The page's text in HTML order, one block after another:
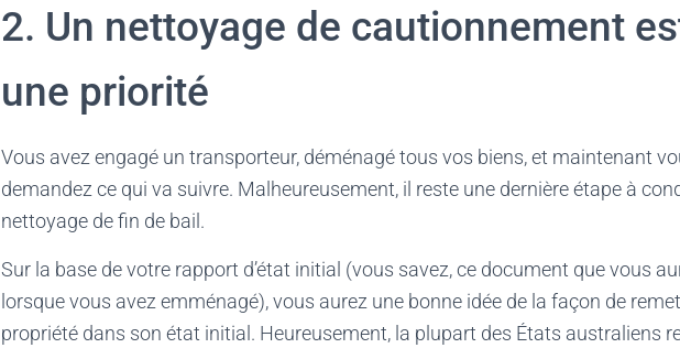
2. Un nettoyage de cautionnement
une priorité
Vous avez engagé un transporteur, déménagé tous vos biens, et maintenant
demandez ce qui va suivre. Malheureusement, il reste une dernière étape à
nettoyage de fin de bail.
Sur la base de votre rapport d’état initial (vous savez, ce document que vous
lorsque vous avez emménagé), vous aurez une bonne idée de la façon de
propriété dans son état initial. Heureusement, la plupart des États australiens